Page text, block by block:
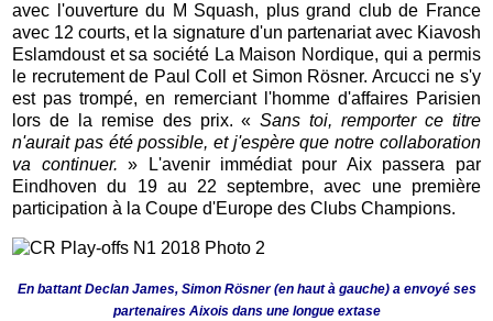
avec l'ouverture du M Squash, plus grand club de France
avec 12 courts, et la signature d'un partenariat avec Kiavosh
Eslamdoust et sa société La Maison Nordique, qui a permis
le recrutement de Paul Coll et Simon Rösner. Arcucci ne s'y
est pas trompé, en remerciant l'homme d'affaires Parisien
lors de la remise des prix. «Sans toi, remporter ce titre
n'aurait pas été possible, et j'espère que notre collaboration
va continuer. » L'avenir immédiat pour Aix passera par
Eindhoven du 19 au 22 septembre, avec une première
participation à la Coupe d'Europe des Clubs Champions.
En battant Declan James, Simon Rösner (en haut à gauche) a envoyé ses
partenaires Aixois dans une longue extase